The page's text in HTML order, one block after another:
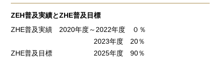
ZEH普及実績とZHE普及目標
ZHE普及実績 2020年度～2022年度 ０％
2023年度 20％
ZHE普及目標 2025年度 90％